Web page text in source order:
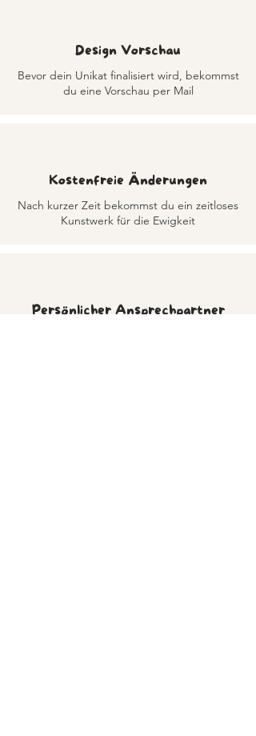
Design Vorschau
Bevor dein Unikat finalisiert wird, bekommst
du eine Vorschau per Mail
Kostenfreie Änderungen
Nach kurzer Zeit bekommst du ein zeitloses
Kunstwerk für die Ewigkeit
Persönlicher Ansprechpartner